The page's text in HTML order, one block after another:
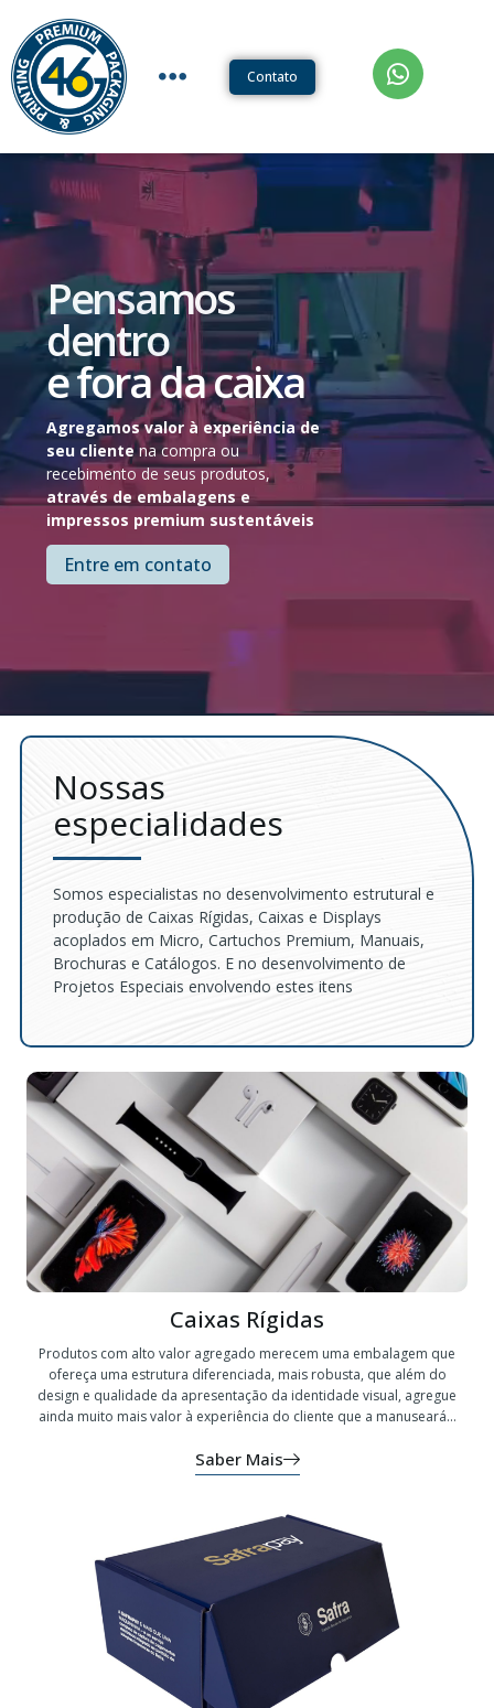
Contato
Pensamos
dentro
e fora da caixa
Agregamos valor à experiência de
seu clientena compra ou
recebimento de seus produtos,
através de embalagens e
impressos premium sustentáveis
Entre em contato
Caixas Rígidas
Produtos com alto valor agregado merecem uma embalagem que
ofereça uma estrutura diferenciada, mais robusta, que além do
design e qualidade da apresentação da identidade visual, agregue
ainda muito mais valor à experiência do cliente que a manuseará...
Saber Mais
Nossas
especialidades
Somos especialistas no desenvolvimento estrutural e
produção de Caixas Rígidas, Caixas e Displays
acoplados em Micro, Cartuchos Premium, Manuais,
Brochuras e Catálogos. E no desenvolvimento de
Projetos Especiais envolvendo estes itens